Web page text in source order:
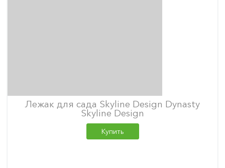
Лежак для сада Skyline Design Dynasty
Skyline Design
Купить